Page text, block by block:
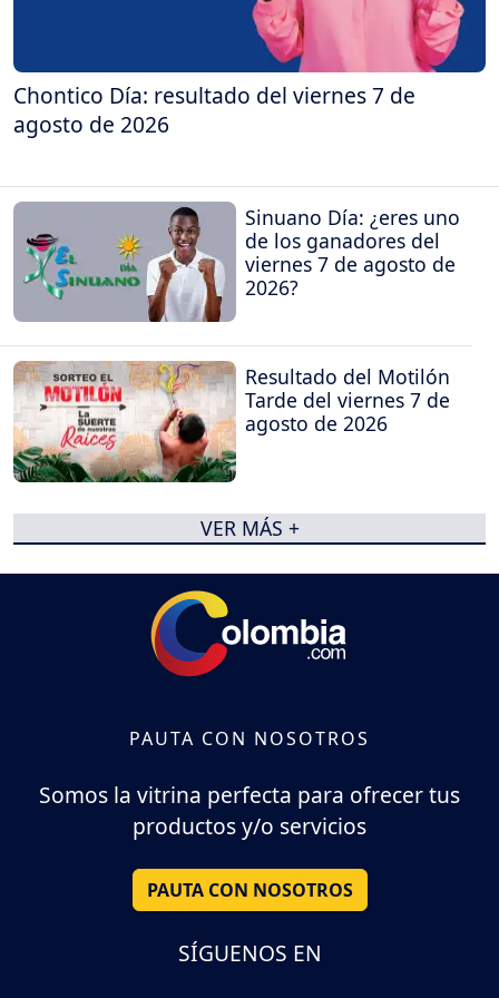
Chontico Día: resultado del viernes 7 de
agosto de 2026
Sinuano Día: ¿eres uno
de los ganadores del
viernes 7 de agosto de
2026?
Resultado del Motilón
Tarde del viernes 7 de
agosto de 2026
VER MÁS +
PAUTA CON NOSOTROS
Somos la vitrina perfecta para ofrecer tus
productos y/o servicios
PAUTA CON NOSOTROS
SÍGUENOS EN